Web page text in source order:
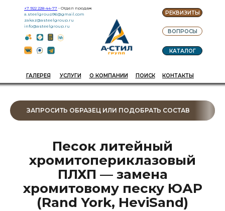
РЕКВИЗИТЫ
ВОПРОСЫ
ГАЛЕРЕЯ О КОМПАНИИ ПОИСК
+7 922 228-44-77 - Отдел продаж
a.steelgroup96@gmail.com
zakaz@asteelgroup.ru
info@asteelgroup.ru
КАТАЛОГ
УСЛУГИ КОНТАКТЫ
ЗАПРОСИТЬ ОБРАЗЕЦ ИЛИ ПОДОБРАТЬ СОСТАВ
Песок литейный
хромитопериклазовый
ПЛХП — замена
хромитовому песку ЮАР
(Rand York, HeviSand)